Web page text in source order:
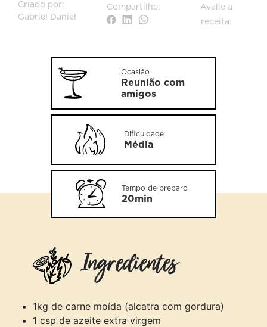
Criado por:
Gabriel Daniel
Compartilhe:
Avalie a
receita:
Ocasião
Reunião com
amigos
Dificuldade
Média
Tempo de preparo
20min
Ingredientes
1kg de carne moída (alcatra com gordura)
1 csp de azeite extra virgem